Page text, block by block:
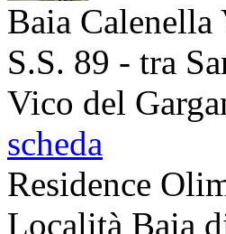
Baia
S.S. 89 - tra
Vico del
scheda
Residence
Località Baia